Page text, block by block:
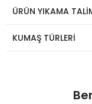
ÜRÜN YIKAMA
KUMAŞ TÜRLERİ